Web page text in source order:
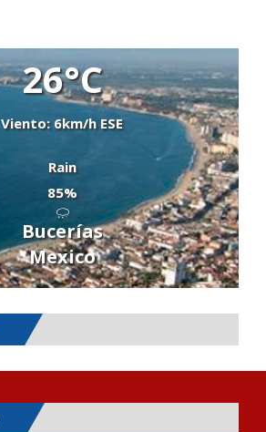
26°C
Viento: 6km/h ESE
Rain
85%
Bucerías
Mexico